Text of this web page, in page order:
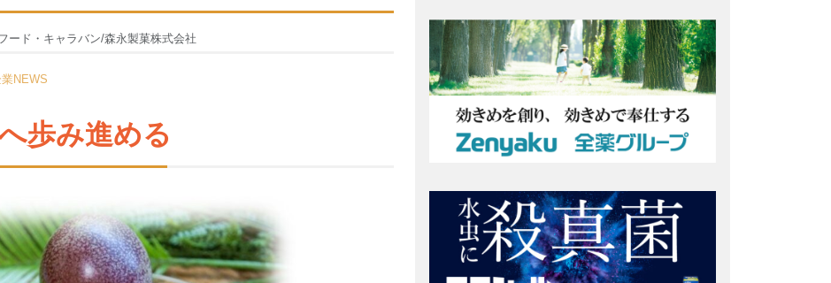
ード・キャラバン/森永製菓株式会社
NEWS
歩み進める